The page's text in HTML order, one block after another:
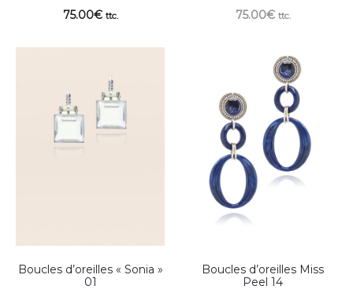
75.00€ ttc.
75.00€ ttc.
Boucles d’oreilles « Sonia »
01
Boucles d’oreilles Miss
Peel 14